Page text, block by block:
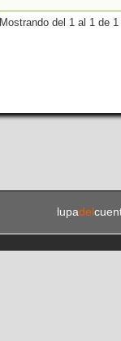
Mostrando del 1 al 1 de
lupadel